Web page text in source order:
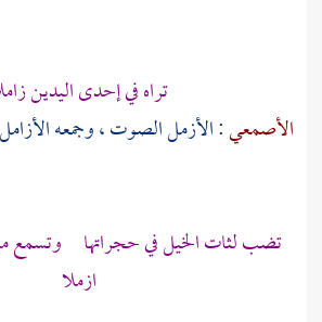
تراه في إحدى اليدين
الأصمعي: الأزمل الصوت ، وجمعه
تضب لثات الخيل في حجراتها وتسمع
ازملا